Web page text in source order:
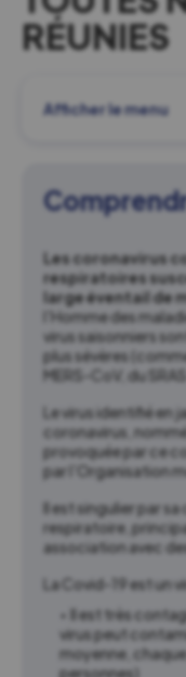
RÉUNIES
Afficher le menu
Les coronavirus
respiratoires
large éventail de
l’Homme des
virus saisonniers
plus sévères
MERS-CoV, du
Le virus identifié en
coronavirus,
provoquée par ce
par l’Organisation
Il est singulier par
respiratoire,
association avec
La Covid-19 est un
Il est très
virus peut
moyenne,
personnes)